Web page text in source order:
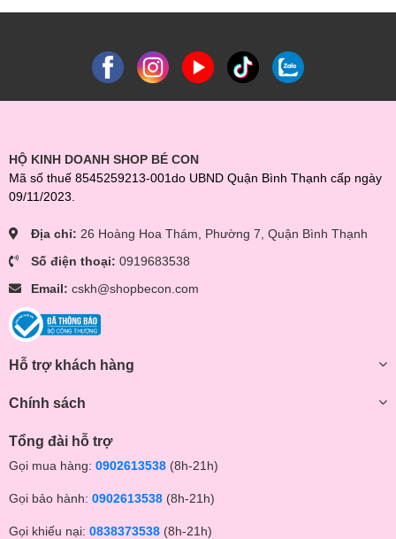
HỘ KINH DOANH SHOP BÉ CON
Mã số thuế 8545259213-001do UBND Quận Bình Thạnh cấp ngày
09/11/2023.
Địa chỉ: 26 Hoàng Hoa Thám, Phường 7, Quận Bình Thạnh
Số điện thoại: 0919683538
Email: cskh@shopbecon.com
Hỗ trợ khách hàng
Chính sách
Tổng đài hỗ trợ
Gọi mua hàng: 0902613538 (8h-21h)
Gọi bảo hành: 0902613538 (8h-21h)
Gọi khiếu nại: 0838373538 (8h-21h)